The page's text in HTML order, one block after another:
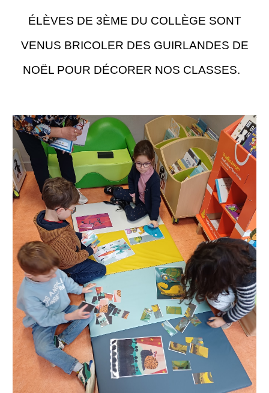
ÉLÈVES DE 3ÈME DU COLLÈGE SONT
VENUS BRICOLER DES GUIRLANDES DE
NOËL POUR DÉCORER NOS CLASSES.